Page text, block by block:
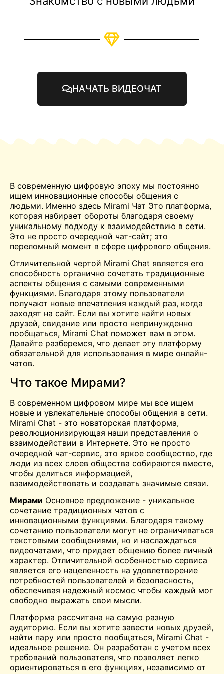
НАЧАТЬ ВИДЕОЧАТ
В современную цифровую эпоху мы постоянно
ищем инновационные способы общения с
людьми. Именно здесь Mirami Чат Это платформа,
которая набирает обороты благодаря своему
уникальному подходу к взаимодействию в сети.
Это не просто очередной чат-сайт; это
переломный момент в сфере цифрового общения.
Отличительной чертой Mirami Chat является его
способность органично сочетать традиционные
аспекты общения с самыми современными
функциями. Благодаря этому пользователи
получают новые впечатления каждый раз, когда
заходят на сайт. Если вы хотите найти новых
друзей, свидание или просто непринужденно
пообщаться, Mirami Chat поможет вам в этом.
Давайте разберемся, что делает эту платформу
обязательной для использования в мире онлайн-
чатов.
Что такое Мирами?
В современном цифровом мире мы все ищем
новые и увлекательные способы общения в сети.
Mirami Chat - это новаторская платформа,
революционизирующая наши представления о
взаимодействии в Интернете. Это не просто
очередной чат-сервис, это яркое сообщество, где
люди из всех слоев общества собираются вместе,
чтобы делиться информацией,
взаимодействовать и создавать значимые связи.
Мирами Основное предложение - уникальное
сочетание традиционных чатов с
инновационными функциями. Благодаря такому
сочетанию пользователи могут не ограничиваться
текстовыми сообщениями, но и наслаждаться
видеочатами, что придает общению более личный
характер. Отличительной особенностью сервиса
является его нацеленность на удовлетворение
потребностей пользователей и безопасность,
обеспечивая надежный космос чтобы каждый мог
свободно выражать свои мысли.
Платформа рассчитана на самую разную
аудиторию. Если вы хотите завести новых друзей,
найти пару или просто пообщаться, Mirami Chat -
идеальное решение. Он разработан с учетом всех
требований пользователя, что позволяет легко
ориентироваться в его функциях, независимо от